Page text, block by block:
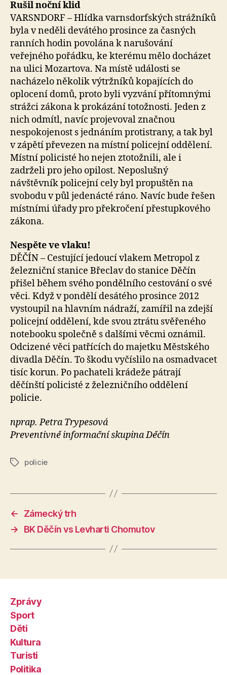
Rušil noční klid
VARSNDORF – Hlídka varnsdorfských strážníků
byla v neděli devátého prosince za časných
ranních hodin povolána k narušování
veřejného pořádku, ke kterému mělo docházet
na ulici Mozartova. Na místě události se
nacházelo několik výtržníků kopajících do
oplocení domů, proto byli vyzvání přítomnými
strážci zákona k prokázání totožnosti. Jeden z
nich odmítl, navíc projevoval značnou
nespokojenost s jednáním protistrany, a tak byl
v zápětí převezen na místní policejní oddělení.
Místní policisté ho nejen ztotožnili, ale i
zadrželi pro jeho opilost. Neposlušný
návštěvník policejní cely byl propuštěn na
svobodu v půl jedenácté ráno. Navíc bude řešen
místními úřady pro překročení přestupkového
zákona.
Nespěte ve vlaku!
DĚČÍN – Cestující jedoucí vlakem Metropol z
železniční stanice Břeclav do stanice Děčín
přišel během svého pondělního cestování o své
věci. Když v pondělí desátého prosince 2012
vystoupil na hlavním nádraží, zamířil na zdejší
policejní oddělení, kde svou ztrátu svěřeného
notebooku společně s dalšími věcmi oznámil.
Odcizené věci patřících do majetku Městského
divadla Děčín. To škodu vyčíslilo na osmadvacet
tisíc korun. Po pachateli krádeže pátrají
děčínští policisté z železničního oddělení
policie.
nprap. Petra Trypesová
Preventivně informační skupina Děčín
Štítkypolicie
←
Zámecký trh
→
BK Děčín vs Levharti Chomutov
Zprávy
Sport
Děti
Kultura
Turisti
Politika